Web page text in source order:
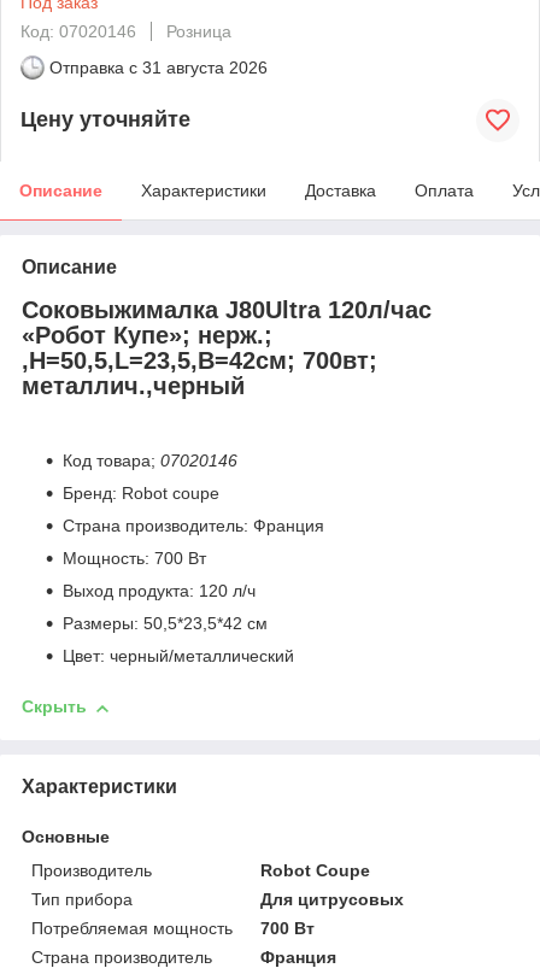
Код: 07020146
Розница
Отправка с 31 августа 2026
Цену уточняйте
Описание Характеристики Доставка Оплата
Описание
Соковыжималка J80Ultra 120л/час
«Робот Купе»; нерж.;
,H=50,5,L=23,5,B=42см; 700вт;
металлич.,черный
Код товара; 07020146
Бренд: Robot coupe
Страна производитель: Франция
Мощность: 700 Вт
Выход продукта: 120 л/ч
Размеры: 50,5*23,5*42 см
Цвет: черный/металлический
Скрыть
Характеристики
Основные
Производитель
Robot Coupe
Тип прибора
Для цитрусовых
Потребляемая мощность
700 Вт
Страна производитель
Франция